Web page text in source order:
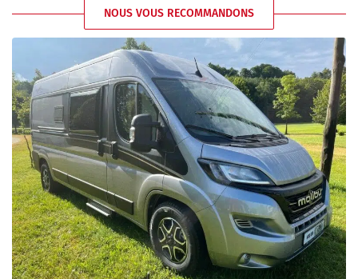
NOUS VOUS RECOMMANDONS